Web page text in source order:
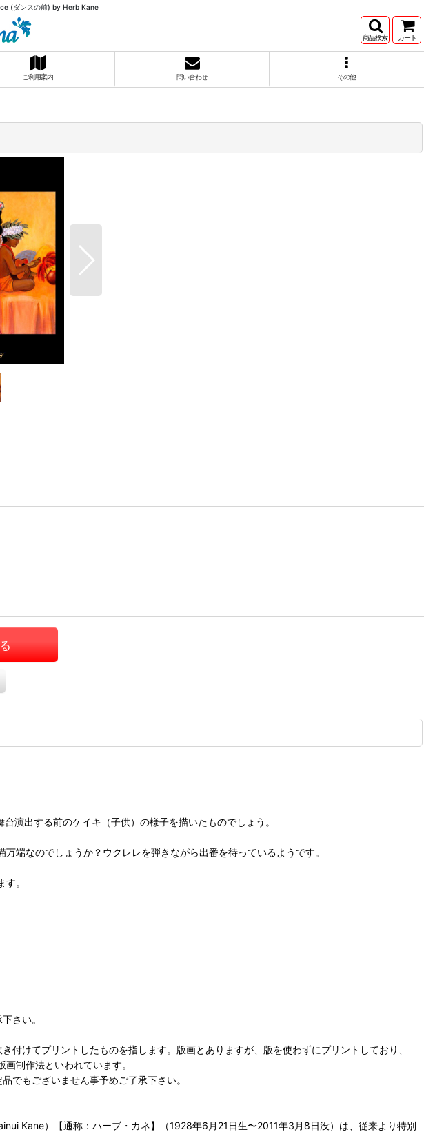
(ダンスの前) by Herb Kane
商品検索 カート
ご利用案内 問い合わせ その他
演出する前のケイキ（子供）の様子を描いたものでしょう。
端なのでしょうか？ウクレレを弾きながら出番を待っているようです。
。
さい。
けてプリントしたものを指します。版画とありますが、版を使わずにプリントしており、
制作法といわれています。
でもございません事予めご了承下さい。
Kane）【通称：ハーブ・カネ】（1928年6月21日生〜2011年3月8日没）は、従来より特別